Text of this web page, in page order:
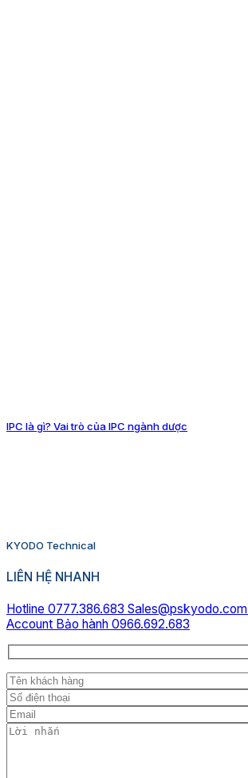
IPC là gì? Vai trò của IPC ngành dược
KYODO Technical
LIÊN HỆ NHANH
Hotline 0777.386.683 Sales@pskyodo.com
Account Bảo hành 0966.692.683